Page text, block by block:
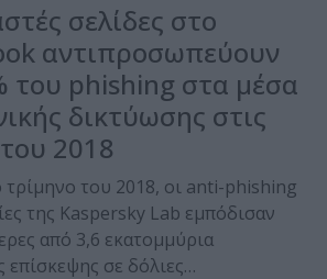
σελίδες στο
αντιπροσωπεύουν
του phishing στα μέσα
δικτύωσης στις
2018
του 2018, οι anti-phishing
της Kaspersky Lab εμπόδισαν
από 3,6 εκατομμύρια
επίσκεψης σε δόλιες…